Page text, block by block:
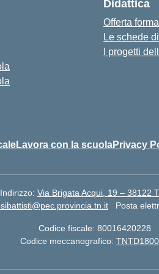
Didattica
Offerta
Le schede
I progetti
Lavora con la scuolaPrivacy
Indirizzo: Via Brigata Acqui, 19 – 38122
Posta
Codice fiscale: 80016420228
Codice meccanografico: